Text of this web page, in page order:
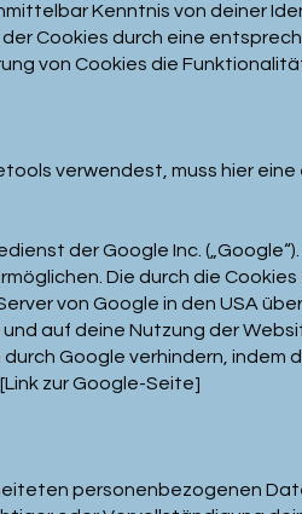
Kenntnis von deiner
Cookies durch eine
von Cookies die
verwendest, muss hier
der Google Inc.
Die durch die
von Google in den USA
auf deine Nutzung der
Google verhindern, indem
zur Google-Seite]
personenbezogenen